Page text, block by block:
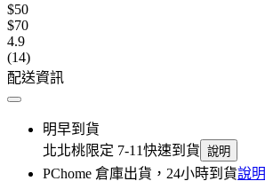
$50
$70
4.9
(14)
配送資訊
明早到貨
北北桃限定 7-11快速到貨 說明
PChome 倉庫出貨，24小時到貨說明